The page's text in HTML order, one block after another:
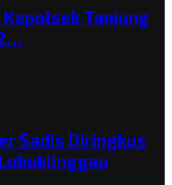
Tanjung
Sadis Diringkus